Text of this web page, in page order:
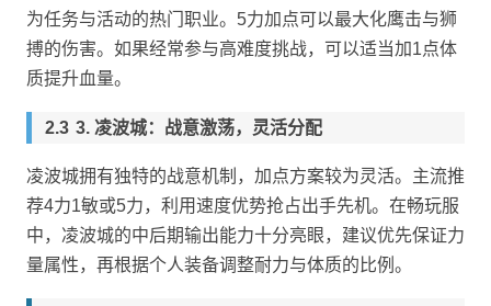
为任务与活动的热门职业。5力加点可以最大化鹰击与狮
搏的伤害。如果经常参与高难度挑战，可以适当加1点体
质提升血量。
3. 凌波城：战意激荡，灵活分配
凌波城拥有独特的战意机制，加点方案较为灵活。主流推
荐4力1敏或5力，利用速度优势抢占出手先机。在畅玩服
中，凌波城的中后期输出能力十分亮眼，建议优先保证力
量属性，再根据个人装备调整耐力与体质的比例。